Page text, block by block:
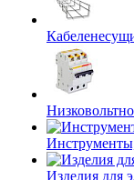
Изделия для